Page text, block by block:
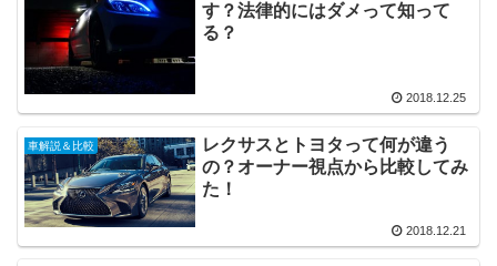
す？法律的にはダメって知って
る？
2018.12.25
車解説＆比較
レクサスとトヨタって何が違う
の？オーナー視点から比較してみ
た！
2018.12.21